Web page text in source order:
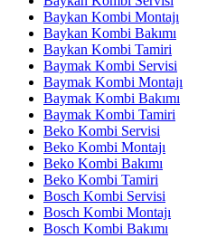
Baykan Kombi Montajı
Baykan Kombi Bakımı
Baykan Kombi Tamiri
Baymak Kombi Servisi
Baymak Kombi Montajı
Baymak Kombi Bakımı
Baymak Kombi Tamiri
Beko Kombi Servisi
Beko Kombi Montajı
Beko Kombi Bakımı
Beko Kombi Tamiri
Bosch Kombi Servisi
Bosch Kombi Montajı
Bosch Kombi Bakımı